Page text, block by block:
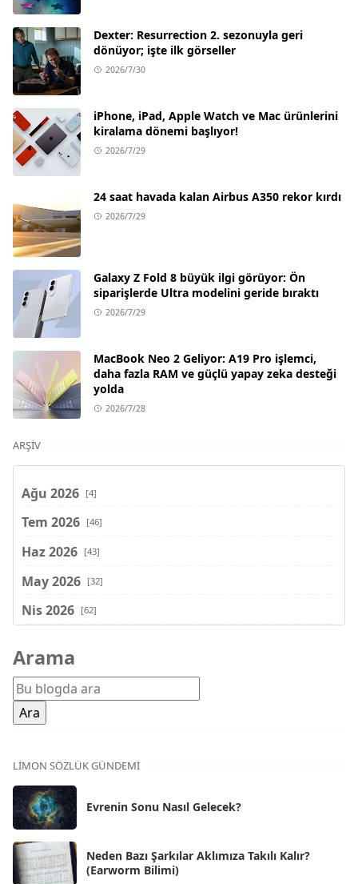
Dexter: Resurrection 2. sezonuyla geri
dönüyor; işte ilk görseller
2026/7/30
iPhone, iPad, Apple Watch ve Mac ürünlerini
kiralama dönemi başlıyor!
2026/7/29
24 saat havada kalan Airbus A350 rekor kırdı
2026/7/29
Galaxy Z Fold 8 büyük ilgi görüyor: Ön
siparişlerde Ultra modelini geride bıraktı
2026/7/29
MacBook Neo 2 Geliyor: A19 Pro işlemci,
daha fazla RAM ve güçlü yapay zeka desteği
yolda
2026/7/28
ARŞIV
Ağu 2026 [4]
Tem 2026 [46]
Haz 2026 [43]
May 2026 [32]
Nis 2026 [62]
Şub 2026
Oca 2026 [72]
Ara 2025
Kas 2025
Eki 2025
Eyl 2025 [56]
Ağu 2025
Tem 2025 [45]
Arama
LIMON SÖZLÜK GÜNDEMI
Evrenin Sonu Nasıl Gelecek?
Neden Bazı Şarkılar Aklımıza Takılı Kalır?
(Earworm Bilimi)